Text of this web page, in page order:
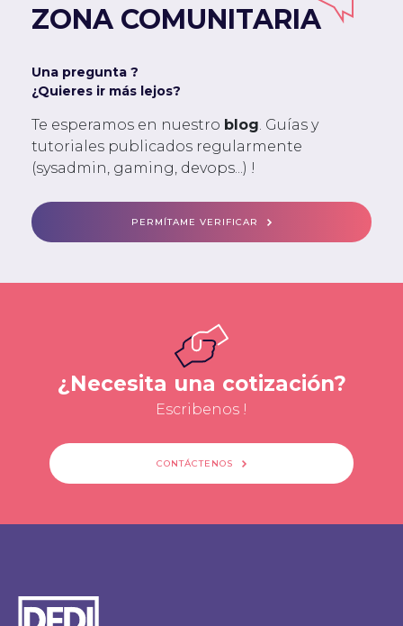
ZONA COMUNITARIA
Una pregunta ?
¿Quieres ir más lejos?
Te esperamos en nuestro blog. Guías y
tutoriales publicados regularmente
(sysadmin, gaming, devops...) !
PERMÍTAME VERIFICAR
¿Necesita una cotización?
Escribenos !
CONTÁCTENOS